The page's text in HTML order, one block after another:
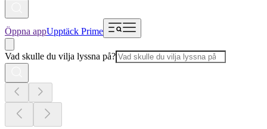
Öppna appUpptäck Prime
Vad skulle du vilja lyssna på?